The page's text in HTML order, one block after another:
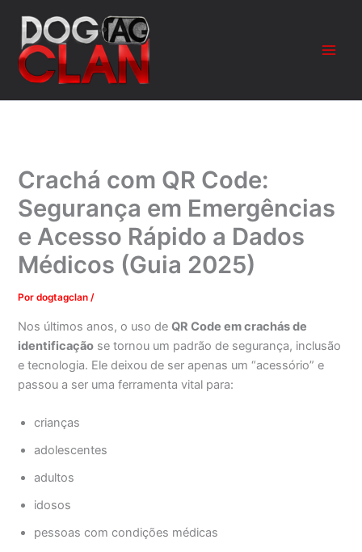
para
conteúdo
Crachá com QR Code:
Segurança em Emergências
e Acesso Rápido a Dados
Médicos (Guia 2025)
Pordogtagclan/
Nos últimos anos, o uso deQR Code em crachás de
identificação se tornou um padrão de segurança, inclusão
e tecnologia. Ele deixou de ser apenas um “acessório” e
passou a ser uma ferramenta vital para:
crianças
adolescentes
adultos
idosos
pessoas com condições médicas